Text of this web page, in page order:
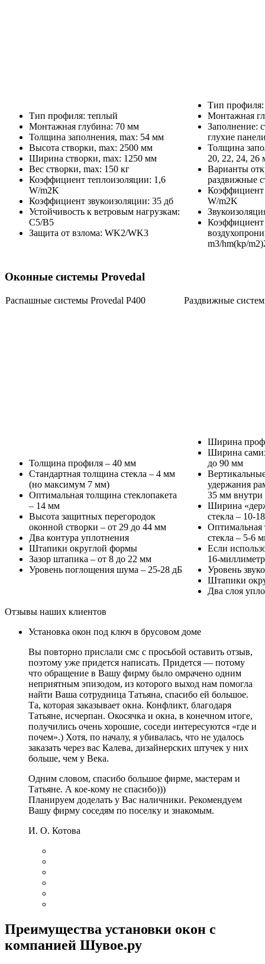
Тип профиля: теплый
Монтажная глубина: 70 мм
Толщина заполнения, max: 54 мм
Высота створки, max: 2500 мм
Ширина створки, max: 1250 мм
Вес створки, max: 150 кг
Коэффициент теплоизоляции: 1,6
W/m2K
Коэффициент звукоизоляции: 35 дб
Устойчивость к ветровым нагрузкам:
C5/B5
Защита от взлома: WK2/WK3
Тип
Монтажная
Заполнение:
глухие
Толщина
20, 22, 24, 26
Варианты
раздвижные
Коэффициент
W/m2K
Коэффициент
m3/hm(kp/
Оконные системы Provedal
Распашные системы Provedal P400 Раздвижные
Толщина профиля – 40 мм
Стандартная толщина стекла – 4 мм
(но максимум 7 мм)
Оптимальная толщина стеклопакета
– 14 мм
Высота защитных перегородок
оконной створки – от 29 до 44 мм
Два контура уплотнения
Штапики округлой формы
Зазор штапика – от 8 до 22 мм
Уровень поглощения шума – 25-28 дБ
Ширина
Ширина
до 90 мм
удержания
35 мм внутри
Ширина
стекла – 10-
Оптимальная
стекла – 5-6
Если
16-
Уровень
Штапики
Два слоя
Отзывы наших клиентов
Установка окон под ключ в брусовом доме
Вы повторно прислали смс с просьбой оставить отзыв,
поэтому уже придется написать. Придется — потому
что обращение в Вашу фирму было омрачено одним
неприятным эпизодом, из которого выход нам помогла
найти Ваша сотрудница Татьяна, спасибо ей большое.
Та, которая заказывает окна. Конфликт, благодаря
Татьяне, исчерпан. Окосячка и окна, в конечном итоге,
получились очень хорошие, соседи интересуются «где и
почем».) Хотя, по началу, я убивалась, что не удалось
заказать через вас Калева, дизайнерских штучек у них
больше, чем у Века.
Одним словом, спасибо большое фирме, мастерам и
Татьяне. А кое-кому не спасибо)))
Планируем доделать у Вас наличники. Рекомендуем
Вашу фирму соседям по поселку и знакомым.
И. О. Котова
Преимущества установки окон с
компанией Шувое.ру